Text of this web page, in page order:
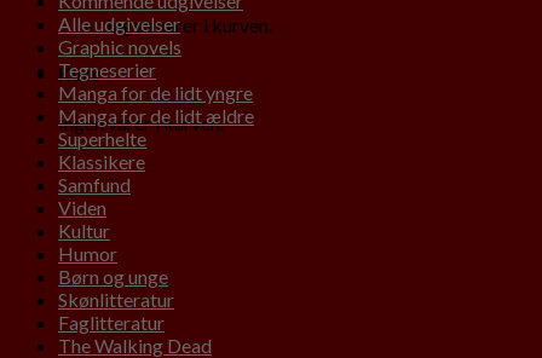
Ingen varer i kurven.
Kurv
Ingen varer i kurven.
Alle udgivelser
Graphic novels
Tegneserier
Manga for de lidt yngre
Manga for de lidt ældre
Superhelte
Klassikere
Samfund
Viden
Kultur
Humor
Børn og unge
Skønlitteratur
Faglitteratur
The Walking Dead